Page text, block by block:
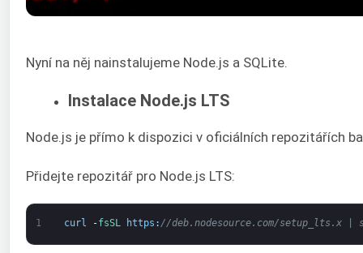
Nyní na něj nainstalujeme Node.js a SQLite.
Instalace Node.js LTS
Node.js je přímo k dispozici v oficiálních repozitářích
Přidejte repozitář pro Node.js LTS:
1 curl -fsSL https : //deb.nodesource.com/setup_lts.x |